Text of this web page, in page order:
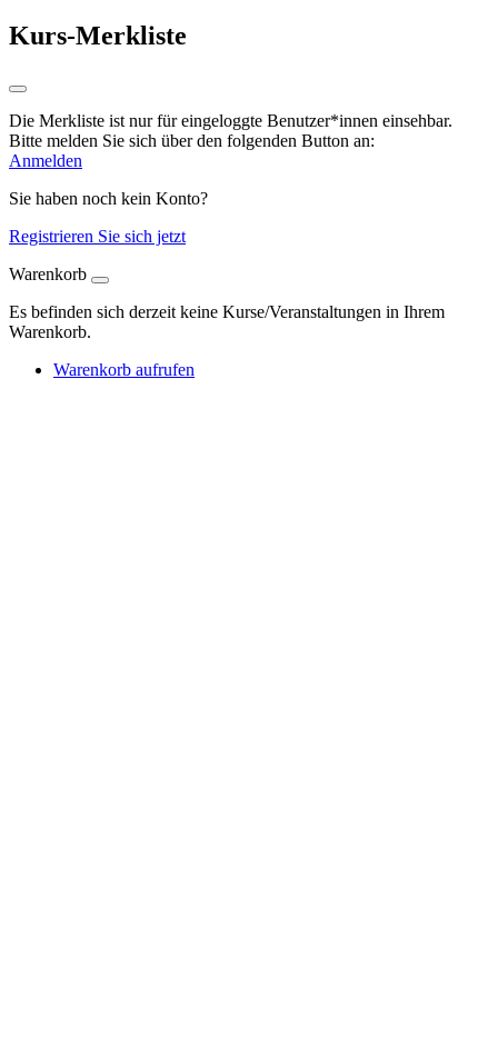
Kurs-Merkliste
Die Merkliste ist nur für eingeloggte Benutzer*innen einsehbar.
Bitte melden Sie sich über den folgenden Button an:
Anmelden
Sie haben noch kein Konto?
Registrieren Sie sich jetzt
Warenkorb
Es befinden sich derzeit keine Kurse/Veranstaltungen in Ihrem
Warenkorb.
Warenkorb aufrufen